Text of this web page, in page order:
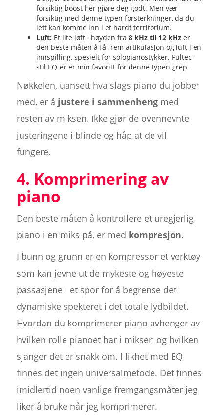
forsiktig boost her gjøre deg godt. Men vær
forsiktig med denne typen forsterkninger, da du
lett kan komme inn i et hardt territorium.
Luft: Et lite løft i høyden fra 8 kHz til 12 kHzer
den beste måten å få frem artikulasjon og luft i en
innspilling, spesielt for solopianostykker. Pultec-
stil EQ-er er min favoritt for denne typen grep.
Nøkkelen, uansett hva slags piano du jobber
med, er å justere i sammenhengmed
resten av miksen. Ikke gjør de ovennevnte
justeringene i blinde og håp at de vil
fungere.
4. Komprimering av
piano
Den beste måten å kontrollere et uregjerlig
piano i en miks på, er med kompresjon.
I bunn og grunn er en kompressor et verktøy
som kan jevne ut de mykeste og høyeste
passasjene i et spor for å begrense det
dynamiske spekteret i det totale lydbildet.
Hvordan du komprimerer piano avhenger av
hvilken rolle pianoet har i miksen og hvilken
sjanger det er snakk om. I likhet med EQ
finnes det ingen universalmetode. Det finnes
imidlertid noen vanlige fremgangsmåter jeg
liker å bruke når jeg komprimerer.